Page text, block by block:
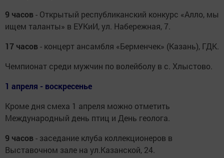
9 часов- Открытый республиканский конкурс «Алло, мы
ищем таланты» в ЕУКиИ, ул. Набережная, 7.
17 часов- концерт ансамбля «Берменчек» (Казань), ГДК.
Чемпионат среди мужчин по волейболу в с. Хлыстово.
1 апреля - воскресенье
Кроме дня смеха 1 апреля можно отметить
Международный день птиц и День геолога.
9 часов- заседание клуба коллекционеров в
Выставочном зале на ул.Казанской, 24.